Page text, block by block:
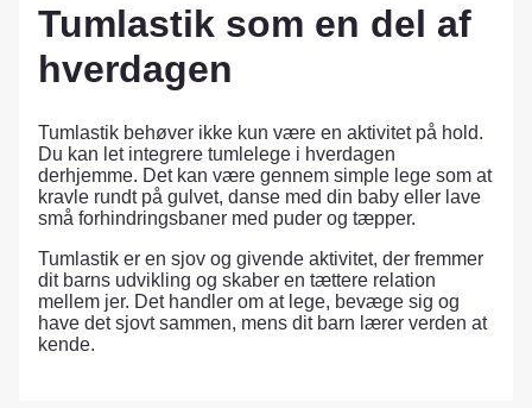
Tumlastik som en del af
hverdagen
Tumlastik behøver ikke kun være en aktivitet på hold.
Du kan let integrere tumlelege i hverdagen
derhjemme. Det kan være gennem simple lege som at
kravle rundt på gulvet, danse med din baby eller lave
små forhindringsbaner med puder og tæpper.
Tumlastik er en sjov og givende aktivitet, der fremmer
dit barns udvikling og skaber en tættere relation
mellem jer. Det handler om at lege, bevæge sig og
have det sjovt sammen, mens dit barn lærer verden at
kende.